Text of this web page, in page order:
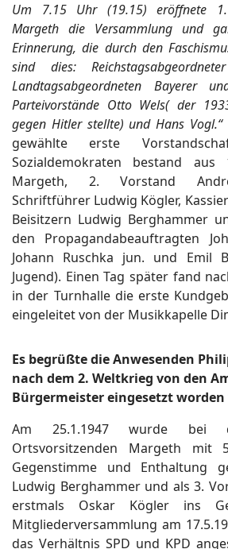
Um 7.15 Uhr (19.15) eröffnete 1.
Margeth die Versammlung und
Erinnerung, die durch den
sind dies:
Landtagsabgeordneten Bayerer
Parteivorstände Otto Wels( der
gegen Hitler stellte) und Hans Vogl.“
gewählte erste
Sozialdemokraten bestand aus
Margeth, 2. Vorstand
Schriftführer Ludwig Kögler,
Beisitzern Ludwig Berghammer
den Propagandabeauftragten
Johann Ruschka jun. und Emil
Jugend). Einen Tag später fand
in der Turnhalle die erste
eingeleitet von der Musikkapelle
Es begrüßte die Anwesenden
nach dem 2. Weltkrieg von den
Bürgermeister eingesetzt worden
Am 25.1.1947 wurde bei
Ortsvorsitzenden Margeth mit
Gegenstimme und Enthaltung
Ludwig Berghammer und als 3.
erstmals Oskar Kögler ins
Mitgliederversammlung am
das Verhältnis SPD und KPD